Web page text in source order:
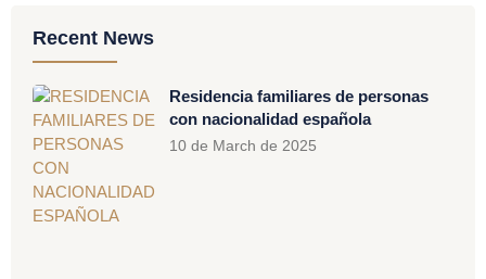
Recent News
Residencia familiares de personas
con nacionalidad española
10 de March de 2025